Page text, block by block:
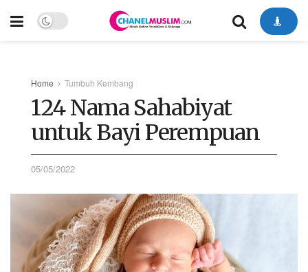
Home Tumbuh Kembang
124 Nama Sahabiyat
untuk Bayi Perempuan
05/05/2022